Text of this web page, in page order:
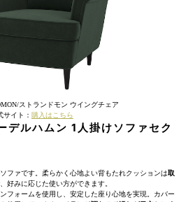
ストランドモン ウイングチェア
サイト： 購入はこちら
デルハムン 1人掛けソファセク
ファです。柔らかく心地よい背もたれクッションは取
好みに応じた使い方ができます。
フォームを使用し、安定した座り心地を実現。カバー